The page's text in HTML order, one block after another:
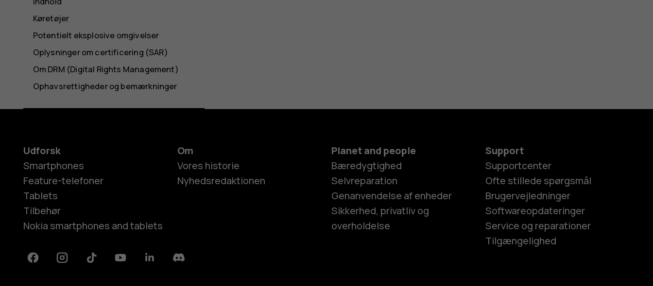
Køretøjer
Potentielt eksplosive omgivelser
Oplysninger om certificering (SAR)
Om DRM (Digital Rights Management)
Ophavsrettigheder og bemærkninger
Udforsk
Smartphones
Feature-telefoner
Tablets
Tilbehør
Nokia smartphones and tablets
Om
Vores historie
Nyhedsredaktionen
Planet and people
Bæredygtighed
Selvreparation
Genanvendelse af enheder
Sikkerhed, privatliv og
overholdelse
Support
Supportcenter
Ofte stillede spørgsmål
Brugervejledninger
Softwareopdateringer
Service og reparationer
Tilgængelighed
FacebookInstagramTiktok YoutubeLinkedinDiscord